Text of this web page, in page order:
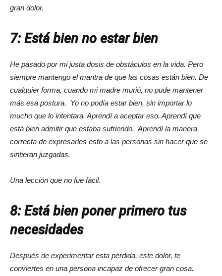
gran dolor.
7: Está bien no estar bien
He pasado por mi justa dosis de obstáculos en la vida. Pero
siempre mantengo el mantra de que las cosas están bien. De
cualquier forma, cuando mi madre murió, no pude mantener
más esa postura. Yo no podía estar bien, sin importar lo
mucho que lo intentara. Aprendí a aceptar eso. Aprendí que
está bien admitir que estaba sufriendo. Aprendí la manera
correcta de expresarles esto a las personas sin hacer que se
sintieran juzgadas.
Una lección que no fue fácil.
8: Está bien poner primero tus
necesidades
Después de experimentar esta pérdida, este dolor, te
conviertes en una persona incapaz de ofrecer gran cosa.